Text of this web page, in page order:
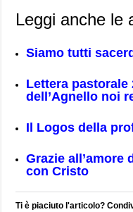
Leggi anche le
Siamo tutti
Lettera pastorale
dell’Agnello noi
Il Logos della
Grazie all’amore
con Cristo
Ti è piaciuto l'articolo?